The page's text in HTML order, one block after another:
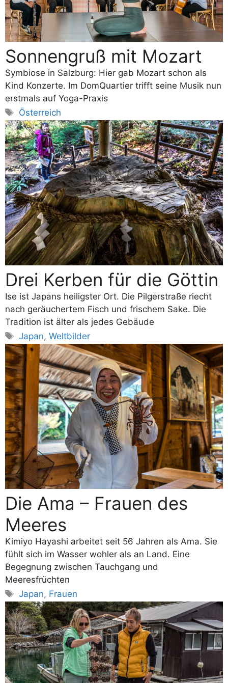
Sonnengruß mit Mozart
Symbiose in Salzburg: Hier gab Mozart schon als
Kind Konzerte. Im DomQuartier trifft seine Musik nun
erstmals auf Yoga-Praxis
Schlagwörter
Österreich
Drei Kerben für die Göttin
Ise ist Japans heiligster Ort. Die Pilgerstraße riecht
nach geräuchertem Fisch und frischem Sake. Die
Tradition ist älter als jedes Gebäude
Schlagwörter
Japan,Weltbilder
Die Ama – Frauen des
Meeres
Kimiyo Hayashi arbeitet seit 56 Jahren als Ama. Sie
fühlt sich im Wasser wohler als an Land. Eine
Begegnung zwischen Tauchgang und
Meeresfrüchten
Schlagwörter
Japan, Frauen